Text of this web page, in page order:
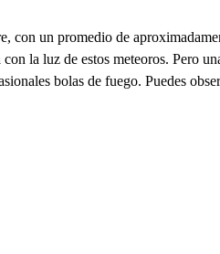
con un promedio de
la luz de estos meteoros. Pero
bolas de fuego. Puedes